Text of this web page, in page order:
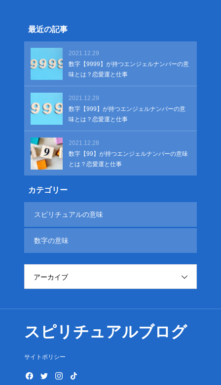
最近の記事
2021.12.29
数字【9999】が持つエンジェルナンバーの意
味とは？恋愛運と仕事
2021.12.29
数字【999】が持つエンジェルナンバーの意
味とは？恋愛運と仕事
2021.12.28
数字【99】が持つエンジェルナンバーの意味
とは？恋愛運と仕事
カテゴリー
スピリチュアルの意味
数字の意味
アーカイブ
スピリチュアルブログ
サイトポリシー